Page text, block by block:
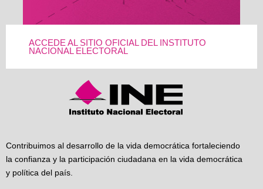
ACCEDE AL SITIO OFICIAL DEL INSTITUTO
NACIONAL ELECTORAL
Contribuimos al desarrollo de la vida democrática fortaleciendo
la confianza y la participación ciudadana en la vida democrática
y política del país.